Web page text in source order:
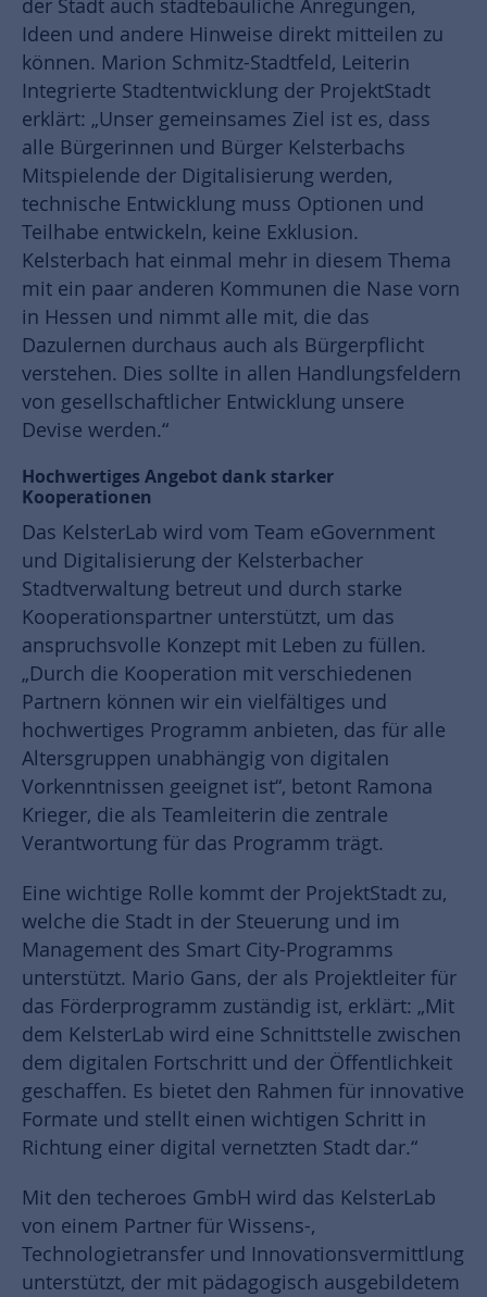
der Stadt auch städtebauliche Anregungen,
Ideen und andere Hinweise direkt mitteilen zu
können. Marion Schmitz-Stadtfeld, Leiterin
Integrierte Stadtentwicklung der ProjektStadt
erklärt: „Unser gemeinsames Ziel ist es, dass
alle Bürgerinnen und Bürger Kelsterbachs
Mitspielende der Digitalisierung werden,
technische Entwicklung muss Optionen und
Teilhabe entwickeln, keine Exklusion.
Kelsterbach hat einmal mehr in diesem Thema
mit ein paar anderen Kommunen die Nase vorn
in Hessen und nimmt alle mit, die das
Dazulernen durchaus auch als Bürgerpflicht
verstehen. Dies sollte in allen Handlungsfeldern
von gesellschaftlicher Entwicklung unsere
Devise werden.“
Hochwertiges Angebot dank starker
Kooperationen
Das KelsterLab wird vom Team eGovernment
und Digitalisierung der Kelsterbacher
Stadtverwaltung betreut und durch starke
Kooperationspartner unterstützt, um das
anspruchsvolle Konzept mit Leben zu füllen.
„Durch die Kooperation mit verschiedenen
Partnern können wir ein vielfältiges und
hochwertiges Programm anbieten, das für alle
Altersgruppen unabhängig von digitalen
Vorkenntnissen geeignet ist“, betont Ramona
Krieger, die als Teamleiterin die zentrale
Verantwortung für das Programm trägt.
Eine wichtige Rolle kommt der ProjektStadt zu,
welche die Stadt in der Steuerung und im
Management des Smart City-Programms
unterstützt. Mario Gans, der als Projektleiter für
das Förderprogramm zuständig ist, erklärt: „Mit
dem KelsterLab wird eine Schnittstelle zwischen
dem digitalen Fortschritt und der Öffentlichkeit
geschaffen. Es bietet den Rahmen für innovative
Formate und stellt einen wichtigen Schritt in
Richtung einer digital vernetzten Stadt dar.“
Mit den techeroes GmbH wird das KelsterLab
von einem Partner für Wissens-,
Technologietransfer und Innovationsvermittlung
unterstützt, der mit pädagogisch ausgebildetem